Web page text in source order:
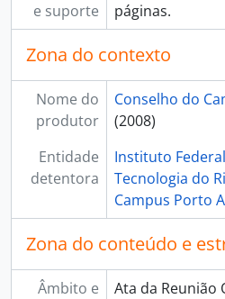
e suporte
páginas.
Zona do contexto
Nome do
produtor
Conselho do
(2008)
Entidade
detentora
Instituto
Tecnologia do
Campus Porto
Zona do conteúdo e
Âmbito e
Ata da Reunião